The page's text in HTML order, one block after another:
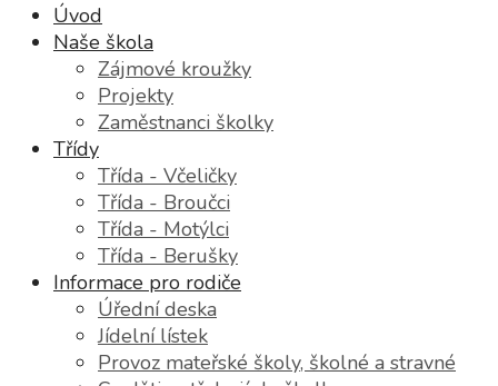
Úvod
Naše škola
Zájmové kroužky
Projekty
Zaměstnanci školky
Třídy
Třída - Včeličky
Třída - Broučci
Třída - Motýlci
Třída - Berušky
Informace pro rodiče
Úřední deska
Jídelní lístek
Provoz mateřské školy, školné a stravné